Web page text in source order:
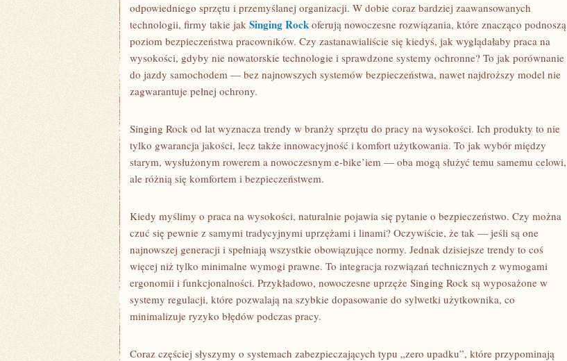
DLA
BEZPIECZNEJ
PRACY
NA
WYSOKOŚCI
odpowiedniego sprzętu i przemyślanej organizacji. W dobie coraz bardziej zaawansowanych
technologii, firmy takie jak Singing Rock oferują nowoczesne rozwiązania, które znacząco podnoszą
poziom bezpieczeństwa pracowników. Czy zastanawialiście się kiedyś, jak wyglądałaby praca na
wysokości, gdyby nie nowatorskie technologie i sprawdzone systemy ochronne? To jak porównanie
do jazdy samochodem — bez najnowszych systemów bezpieczeństwa, nawet najdroższy model nie
zagwarantuje pełnej ochrony.
Singing Rock od lat wyznacza trendy w branży sprzętu do pracy na wysokości. Ich produkty to nie
tylko gwarancja jakości, lecz także innowacyjność i komfort użytkowania. To jak wybór między
starym, wysłużonym rowerem a nowoczesnym e-bike’iem — oba mogą służyć temu samemu celowi,
ale różnią się komfortem i bezpieczeństwem.
Kiedy myślimy o praca na wysokości, naturalnie pojawia się pytanie o bezpieczeństwo. Czy można
czuć się pewnie z samymi tradycyjnymi uprzężami i linami? Oczywiście, że tak — jeśli są one
najnowszej generacji i spełniają wszystkie obowiązujące normy. Jednak dzisiejsze trendy to coś
więcej niż tylko minimalne wymogi prawne. To integracja rozwiązań technicznych z wymogami
ergonomii i funkcjonalności. Przykładowo, nowoczesne uprzęże Singing Rock są wyposażone w
systemy regulacji, które pozwalają na szybkie dopasowanie do sylwetki użytkownika, co
minimalizuje ryzyko błędów podczas pracy.
Coraz częściej słyszymy o systemach zabezpieczających typu „zero upadku”, które przypominają